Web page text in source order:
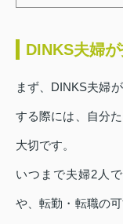
DINKS夫婦
まず、DINKS夫婦
する際には、自分
大切です。
いつまで夫婦2人
や、転勤・転職の